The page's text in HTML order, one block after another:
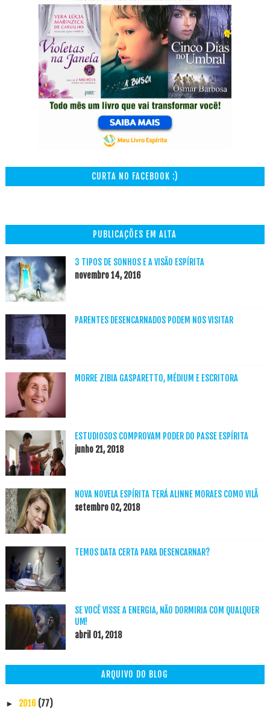
CURTA NO FACEBOOK :)
PUBLICAÇÕES EM ALTA
3 TIPOS DE SONHOS E A VISÃO ESPÍRITA
novembro 14, 2016
PARENTES DESENCARNADOS PODEM NOS VISITAR
MORRE ZIBIA GASPARETTO, MÉDIUM E ESCRITORA
ESTUDIOSOS COMPROVAM PODER DO PASSE ESPÍRITA
junho 21, 2018
NOVA NOVELA ESPÍRITA TERÁ ALINNE MORAES COMO VILÃ
setembro 02, 2018
TEMOS DATA CERTA PARA DESENCARNAR?
SE VOCÊ VISSE A ENERGIA, NÃO DORMIRIA COM QUALQUER
UM!
abril 01, 2018
ARQUIVO DO BLOG
► 2016 (77)